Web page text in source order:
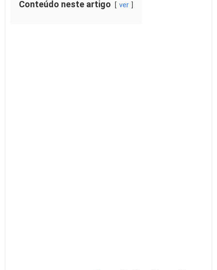
Conteúdo neste artigo ver